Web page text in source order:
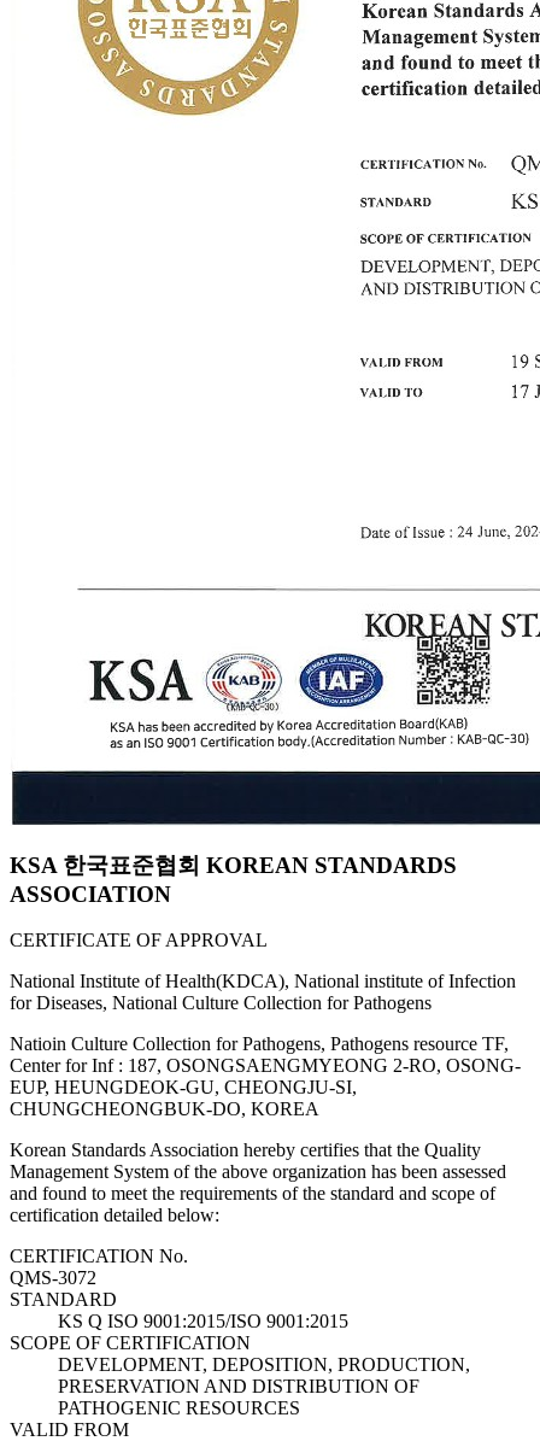
KSA 한국표준협회 KOREAN STANDARDS
ASSOCIATION
CERTIFICATE OF APPROVAL
National Institute of Health(KDCA), National institute of Infection
for Diseases, National Culture Collection for Pathogens
Natioin Culture Collection for Pathogens, Pathogens resource TF,
Center for Inf : 187, OSONGSAENGMYEONG 2-RO, OSONG-
EUP, HEUNGDEOK-GU, CHEONGJU-SI,
CHUNGCHEONGBUK-DO, KOREA
Korean Standards Association hereby certifies that the Quality
Management System of the above organization has been assessed
and found to meet the requirements of the standard and scope of
certification detailed below:
CERTIFICATION No.
QMS-3072
STANDARD
KS Q ISO 9001:2015/ISO 9001:2015
SCOPE OF CERTIFICATION
DEVELOPMENT, DEPOSITION, PRODUCTION,
PRESERVATION AND DISTRIBUTION OF
PATHOGENIC RESOURCES
VALID FROM